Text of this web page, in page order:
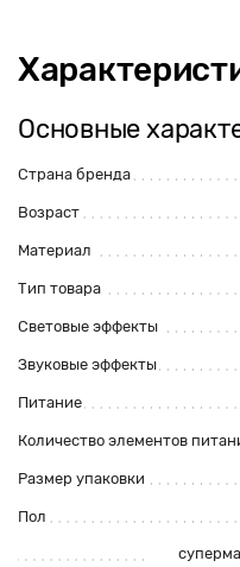
Основные
Страна бренда
Возраст
Материал
Тип товара
Световые эффекты
Звуковые эффекты
Питание
Количество элементов
Размер упаковки
Пол